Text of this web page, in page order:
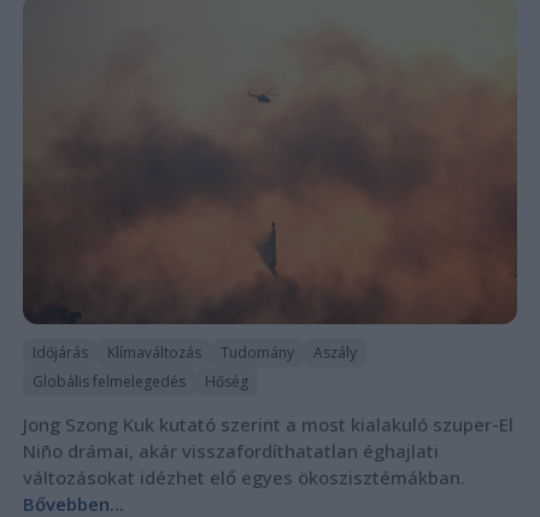
Időjárás Klímaváltozás Tudomány
Aszály
Globális felmelegedés
Hőség
Jong Szong Kuk kutató szerint a most kialakuló szuper-El
Niño drámai, akár visszafordíthatatlan éghajlati
változásokat idézhet elő egyes ökoszisztémákban.
Bővebben...